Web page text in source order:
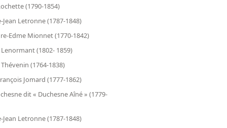
(1790-1854)
Letronne (1787-1848)
Edme Mionnet (1770-1842)
(1802- 1859)
(1764-1838)
Jomard (1777-1862)
dit « Duchesne Aîné » (1779-
Letronne (1787-1848)